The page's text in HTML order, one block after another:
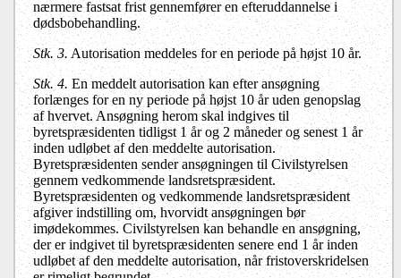
nærmere fastsat frist gennemfører en efteruddannelse i
dødsbobehandling.
Stk. 3. Autorisation meddeles for en periode på højst 10 år.
Stk. 4. En meddelt autorisation kan efter ansøgning
forlænges for en ny periode på højst 10 år uden genopslag
af hvervet. Ansøgning herom skal indgives til
byretspræsidenten tidligst 1 år og 2 måneder og senest 1 år
inden udløbet af den meddelte autorisation.
Byretspræsidenten sender ansøgningen til Civilstyrelsen
gennem vedkommende landsretspræsident.
Byretspræsidenten og vedkommende landsretspræsident
afgiver indstilling om, hvorvidt ansøgningen bør
imødekommes. Civilstyrelsen kan behandle en ansøgning,
der er indgivet til byretspræsidenten senere end 1 år inden
udløbet af den meddelte autorisation, når fristoverskridelsen